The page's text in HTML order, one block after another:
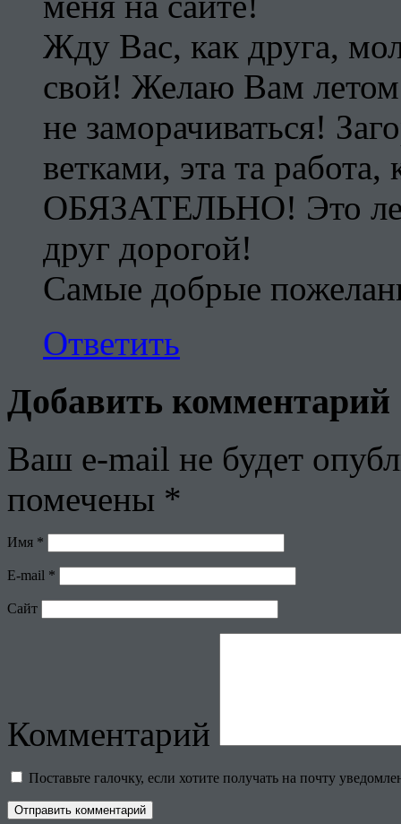
Жду Вас, как друга,
свой! Желаю Вам
не заморачиваться!
ветками, эта та
ОБЯЗАТЕЛЬНО! Это
друг дорогой!
Самые добрые
Ответить
Добавить комментарий
Ваш e-mail не будет
помечены *
Имя *
E-mail *
Сайт
Комментарий
Поставьте галочку, если хотите получать на почту